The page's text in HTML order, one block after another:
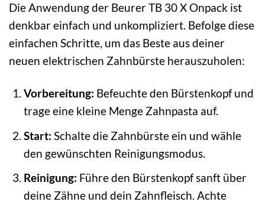
Die Anwendung der Beurer TB 30 X Onpack ist
denkbar einfach und unkompliziert. Befolge diese
einfachen Schritte, um das Beste aus deiner
neuen elektrischen Zahnbürste herauszuholen:
Vorbereitung: Befeuchte den Bürstenkopf und
trage eine kleine Menge Zahnpasta auf.
Start: Schalte die Zahnbürste ein und wähle
den gewünschten Reinigungsmodus.
Reinigung: Führe den Bürstenkopf sanft über
deine Zähne und dein Zahnfleisch. Achte